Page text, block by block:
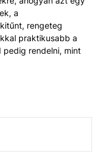
a
rengeteg
praktikusabb a
pedig rendelni, mint